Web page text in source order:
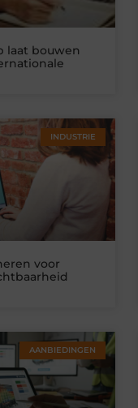
laat bouwen
INDUSTRIE
voor
AANBIEDINGEN